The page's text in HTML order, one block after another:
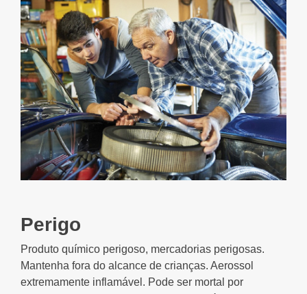
Perigo
Produto químico perigoso, mercadorias perigosas.
Mantenha fora do alcance de crianças. Aerossol
extremamente inflamável. Pode ser mortal por